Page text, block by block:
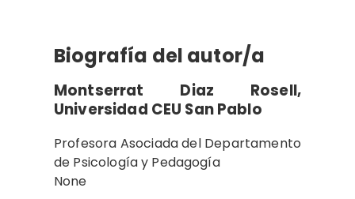
Biografía del autor/a
Montserrat Diaz Rosell,
Universidad CEU San Pablo
Profesora Asociada del Departamento
de Psicología y Pedagogía
None